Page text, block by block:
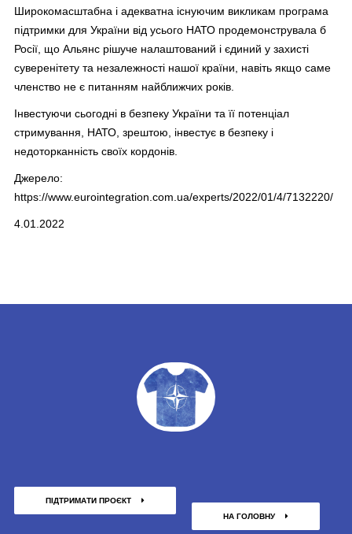
Широкомасштабна і адекватна існуючим викликам програма
підтримки для України від усього НАТО продемонструвала б
Росії, що Альянс рішуче налаштований і єдиний у захисті
суверенітету та незалежності нашої країни, навіть якщо саме
членство не є питанням найближчих років.
Інвестуючи сьогодні в безпеку України та її потенціал
стримування, НАТО, зрештою, інвестує в безпеку і
недоторканність своїх кордонів.
Джерело:
https://www.eurointegration.com.ua/experts/2022/01/4/7132220/
4.01.2022
ПІДТРИМАТИ ПРОЄКТ
НА ГОЛОВНУ